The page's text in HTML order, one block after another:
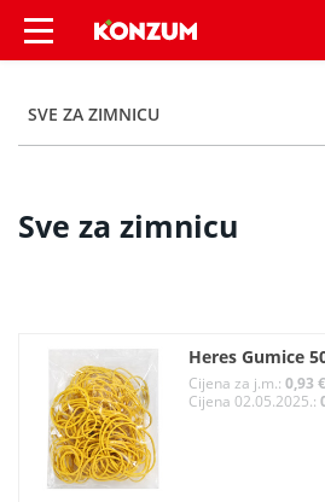
Sve za zimnicu -
SVE ZA ZIMNICU
Sve za zimnicu
Heres Gumice
Cijena za j.m.: 0,93
Cijena 02.05.2025.: